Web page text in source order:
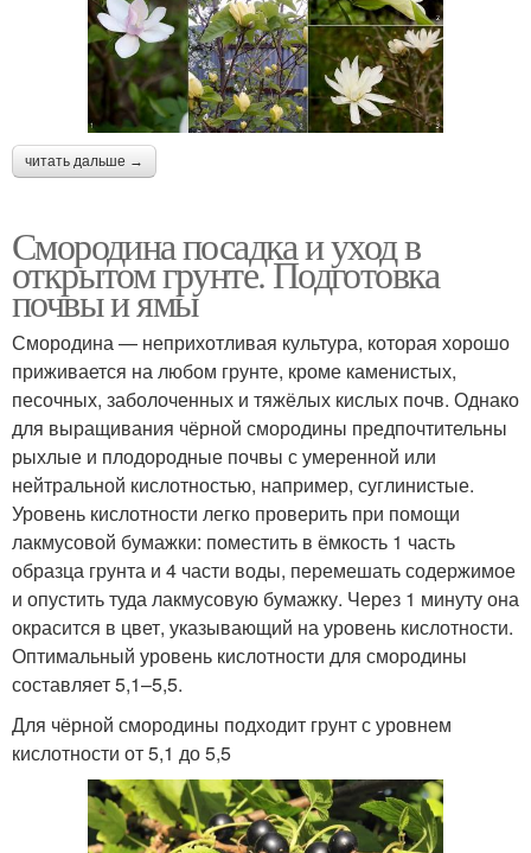
читать дальше →
Смородина посадка и уход в
открытом грунте. Подготовка
почвы и ямы
Смородина — неприхотливая культура, которая хорошо
приживается на любом грунте, кроме каменистых,
песочных, заболоченных и тяжёлых кислых почв. Однако
для выращивания чёрной смородины предпочтительны
рыхлые и плодородные почвы с умеренной или
нейтральной кислотностью, например, суглинистые.
Уровень кислотности легко проверить при помощи
лакмусовой бумажки: поместить в ёмкость 1 часть
образца грунта и 4 части воды, перемешать содержимое
и опустить туда лакмусовую бумажку. Через 1 минуту она
окрасится в цвет, указывающий на уровень кислотности.
Оптимальный уровень кислотности для смородины
составляет 5,1–5,5.
Для чёрной смородины подходит грунт с уровнем
кислотности от 5,1 до 5,5